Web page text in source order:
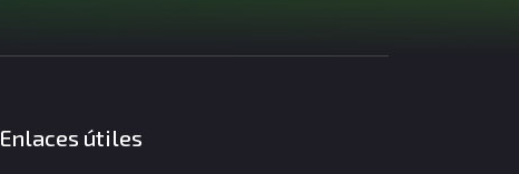
Enlaces útiles